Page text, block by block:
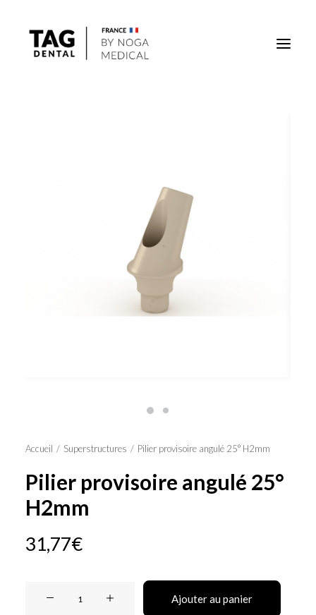
Outils
Solutions régénératives
DigiTag
Recherche
Accueil Superstructures Pilier provisoire angulé 25° H2mm
Pilier provisoire angulé 25°
H2mm
31,77€
Ajouter au panier